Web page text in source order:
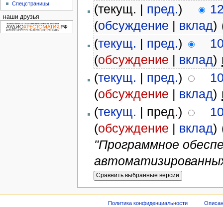
(текущ. | пред.)
(обсуждение | вклад)
(текущ. | пред.)
(обсуждение | вклад)
(текущ. | пред.)
(обсуждение | вклад)
(текущ. | пред.)
(обсуждение | вклад)
"Программное
Спецстраницы
наши друзья
Политика конфиденциальности